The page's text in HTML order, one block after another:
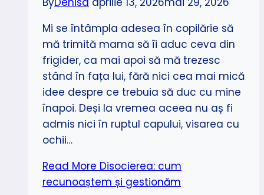
Mi se întâmpla adesea în copilărie să
mă trimită mama să îi aduc ceva din
frigider, ca mai apoi să mă trezesc
stând în fața lui, fără nici cea mai mică
idee despre ce trebuia să duc cu mine
înapoi. Deși la vremea aceea nu aș fi
admis nici în ruptul capului, visarea cu
ochii…
Read More Disocierea: cum
recunoaștem și gestionăm